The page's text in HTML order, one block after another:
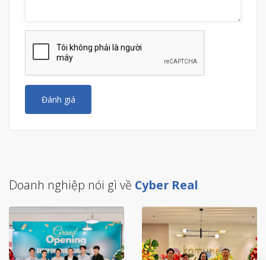
Đánh giá
Doanh nghiệp nói gì về Cyber Real